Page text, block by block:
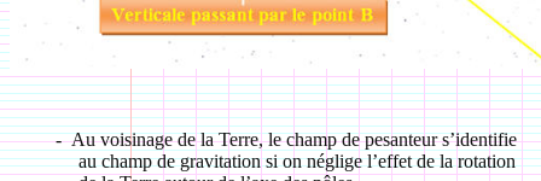
- Au voisinage de la Terre, le champ de pesanteur s’identifie
au champ de gravitation si on néglige l’effet de la rotation